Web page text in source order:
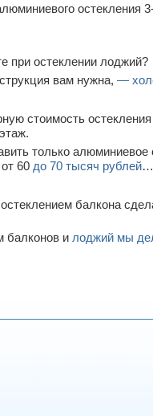
остекления
при остеклении лоджий?
вам нужна, —
стоимость
только
60 до 70 тысяч рублей…
балкона
балконов и лоджий мы